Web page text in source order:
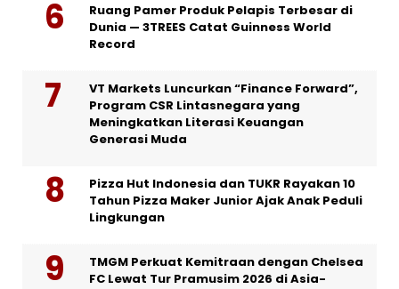
Ruang Pamer Produk Pelapis Terbesar di
Dunia — 3TREES Catat Guinness World
Record
VT Markets Luncurkan “Finance Forward”,
Program CSR Lintasnegara yang
Meningkatkan Literasi Keuangan
Generasi Muda
Pizza Hut Indonesia dan TUKR Rayakan 10
Tahun Pizza Maker Junior Ajak Anak Peduli
Lingkungan
TMGM Perkuat Kemitraan dengan Chelsea
FC Lewat Tur Pramusim 2026 di Asia-